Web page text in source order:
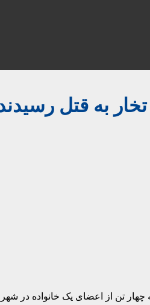
به قتل
تن از اعضای یک خانواده در